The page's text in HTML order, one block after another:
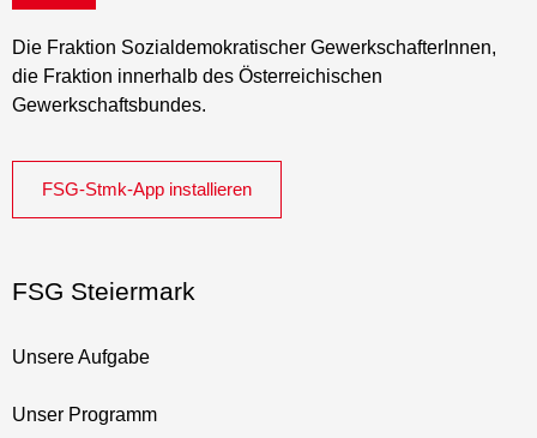
Die Fraktion Sozialdemokratischer GewerkschafterInnen,
die Fraktion innerhalb des Österreichischen
Gewerkschaftsbundes.
FSG-Stmk-App installieren
FSG Steiermark
Unsere Aufgabe
Unser Programm